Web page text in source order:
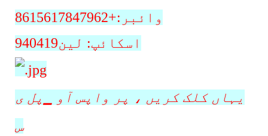
وائبر:+8615617847962
اسکائپ: لین940419
یہاں کلک کریں ، پر واپس آو ▁پل ی
س